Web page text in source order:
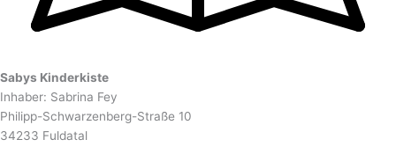
Sabys Kinderkiste
Inhaber: Sabrina Fey
Philipp-Schwarzenberg-Straße 10
34233 Fuldatal